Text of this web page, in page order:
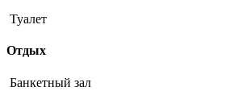
Туалет
Отдых
Банкетный зал